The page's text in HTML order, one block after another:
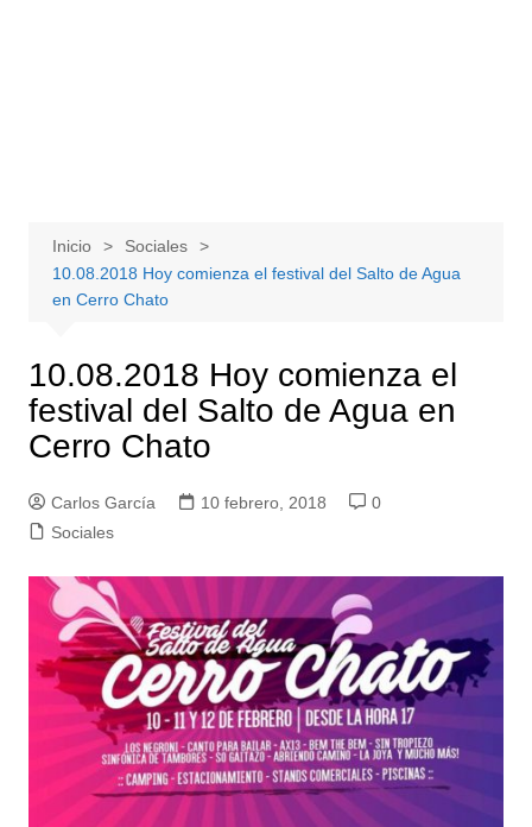
Inicio
Sociales
10.08.2018 Hoy comienza el festival del Salto de Agua
en Cerro Chato
10.08.2018 Hoy comienza el
festival del Salto de Agua en
Cerro Chato
Carlos García 10 febrero, 2018
0
Sociales